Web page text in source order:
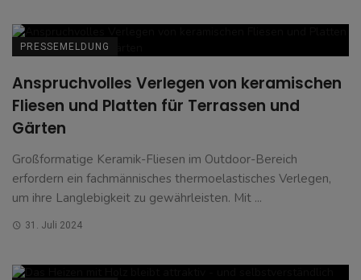
PRESSEMELDUNG
Anspruchvolles Verlegen von keramischen
Fliesen und Platten für Terrassen und
Gärten
Großformatige Keramik-Fliesen im Outdoor-Bereich
erfordern ein fachmännisches thermoelastisches Verlegen,
um ihre Langlebigkeit zu gewährleisten. Mit ...
31. Juli 2024